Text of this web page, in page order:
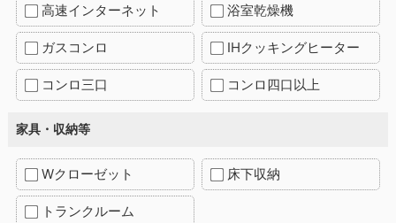
高速インターネット 浴室乾燥機
ガスコンロ IHクッキングヒーター
コンロ三口 コンロ四口以上
家具・収納等
Wクローゼット 床下収納
トランクルーム